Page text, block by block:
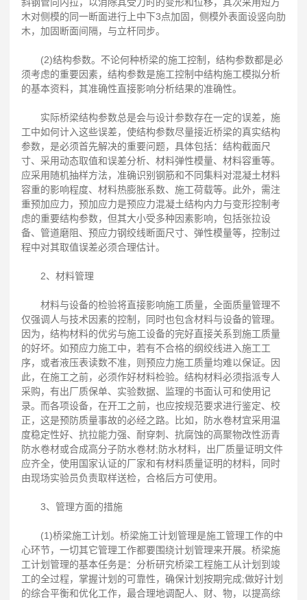
斜钢管向内拉，以消除其受力时的变形和位移，其次采用短方
木对侧模的同一断面进行上中下3点加固，侧模外表面设竖向肋
木，加固断面间隔，与立杆同步。
(2)结构参数。不论何种桥梁的施工控制，结构参数都是必
须考虑的重要因素，结构参数是施工控制中结构施工模拟分析
的基本资料，其准确性直接影响分析结果的准确性。
实际桥梁结构参数总是会与设计参数存在一定的误差，施
工中如何计入这些误差，使结构参数尽量接近桥梁的真实结构
参数，是必须首先解决的重要问题，具体包括：结构截面尺
寸、采用动态取值和误差分析、材料弹性模量、材料容重等。
应采用随机抽样方法，准确识别钢筋和不同集料对混凝土材料
容重的影响程度、材料热膨胀系数、施工荷载等。此外，需注
重预加应力，预加应力是预应力混凝土结构内力与变形控制考
虑的重要结构参数，但其大小受多种因素影响，包括张拉设
备、管道磨阻、预应力钢绞线断面尺寸、弹性模量等，控制过
程中对其取值误差必须合理估计。
2、材料管理
材料与设备的检验将直接影响施工质量，全面质量管理不
仅强调人与技术因素的控制，同时也包含材料与设备的管理。
因为，结构材料的优劣与施工设备的完好直接关系到施工质量
的好坏。如预应力施工中，若有不合格的纲绞线进入施工工
序，或者液压表读数不准，则预应力施工质量均难以保证。因
此，在施工之前，必须作好材料检验。结构材料必须指派专人
采购，有出厂质保单、实验数据、监理的书面认可和使用记
录。而各项设备，在开工之前，也应按规范要求进行鉴定、校
正，这是预防质量事故的必经之路。比如，防水卷材宜采用温
度稳定性好、抗拉能力强、耐穿刺、抗腐蚀的高聚物改性沥青
防水卷材或合成高分子防水卷材;防水材料，出厂质量证明文件
应齐全，使用国家认证的厂家和有材料质量证明的材料，同时
由现场实验员负责取样送检，合格后方可使用。
3、管理方面的措施
(1)桥梁施工计划。桥梁施工计划管理是施工管理工作的中
心环节，一切其它管理工作都要围绕计划管理来开展。桥梁施
工计划管理的基本任务是：分析研究桥梁工程施工从计划到竣
工的全过程，掌握计划的可靠性，确保计划按期完成;做好计划
的综合平衡和优化工作，最合理地调配人、财、物，以提高综